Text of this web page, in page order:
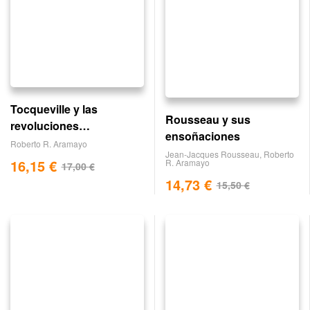
Tocqueville y las
revoluciones
democráticas
Roberto R. Aramayo
17,00€
16,15 €
Rousseau y sus
ensoñaciones
Jean-Jacques Rousseau Roberto
R. Aramayo
15,50€
14,73 €